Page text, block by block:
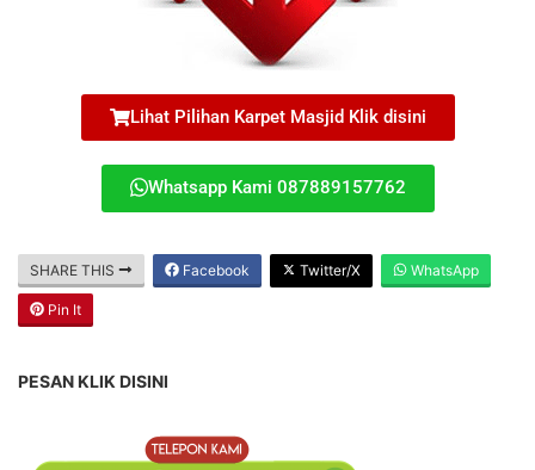
Lihat Pilihan Karpet Masjid Klik disini
Whatsapp Kami 087889157762
SHARE THIS Facebook Twitter/X WhatsApp
Pin It
PESAN KLIK DISINI